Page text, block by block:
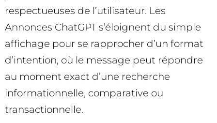
respectueuses de l’utilisateur. Les
Annonces ChatGPT s’éloignent du simple
affichage pour se rapprocher d’un format
d’intention, où le message peut répondre
au moment exact d’une recherche
informationnelle, comparative ou
transactionnelle.